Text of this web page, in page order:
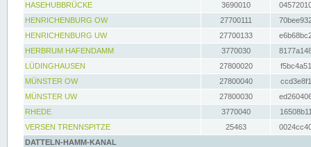
HASEHUBBRÜCKE
3690010
HENRICHENBURG OW
27700111
HENRICHENBURG UW
27700133
HERBRUM HAFENDAMM
3770030
LÜDINGHAUSEN
27800020
MÜNSTER OW
27800040
MÜNSTER UW
27800030
RHEDE
3770040
VERSEN TRENNSPITZE
25463
DATTELN-HAMM-KANAL